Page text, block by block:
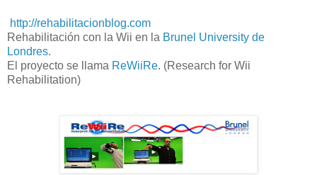
http://rehabilitacionblog.com
Rehabilitación con la Wii en la Brunel University de
Londres.
El proyecto se llama ReWiiRe. (Research for Wii
Rehabilitation)